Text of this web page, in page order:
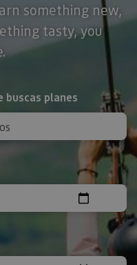
something new,
tasty, you
buscas planes